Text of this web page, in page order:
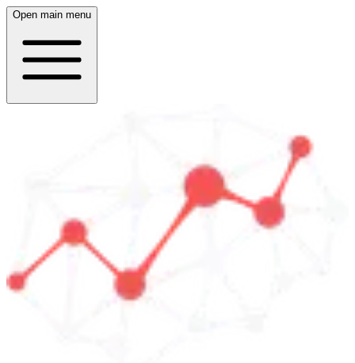
Open main menu